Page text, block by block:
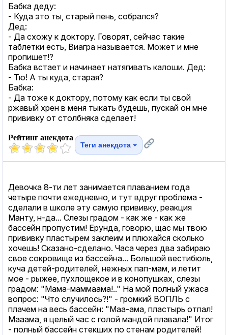
Бабка деду:
- Куда это ты, старый пень, собрался?
Дед:
- Да схожу к доктору. Говорят, сейчас такие
таблетки есть, Виагра называется. Может и мне
пропишет!?
Бабка встает и начинает натягивать калоши. Дед:
- Тю! А ты куда, старая?
Бабка:
- Да тоже к доктору, потому как если ты свой
ржавый хрен в меня тыкать будешь, пускай он мне
прививку от столбняка сделает!
Рейтинг анекдота
Теги анекдота
Девочка 8-ти лет занимается плаванием года
четыре почти ежедневно, и тут вдруг проблема -
сделали в школе эту самую прививку, реакция
Манту, н-да... Слезы градом - как же - как же
бассейн пропустим! Ерунда, говорю, щас мы твою
прививку пластырем заклеим и плюхайся сколько
хочешь! Сказано-сделано. Часа через два забираю
свое сокровище из бассейна... Большой вестибюль,
куча детей-родителей, нежных пап-мам, и летит
мое - рыжее, пухлощекое и в конопушках, слезы
градом: "Мама-маммаама!.." На мой полный ужаса
вопрос: "Что случилось?!" - громкий ВОПЛЬ с
плачем на весь бассейн: "Mаа-ама, пластырь отпал!
Мааама, я целый час с голой мандой плавала!" Итог
- полный бассейн стекших по стенам родителей!